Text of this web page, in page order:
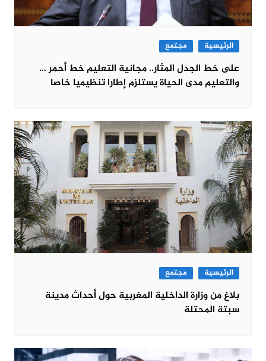
الرئيسية مجتمع
على خط الجدل المثار.. مجانية التعليم خط أحمر …
والتعليم مدى الحياة يستلزم إطارا تنظيميا خاصا
الرئيسية مجتمع
بلاغ من وزارة الداخلية المغربية حول أحداث مدينة
سبتة المحتلة